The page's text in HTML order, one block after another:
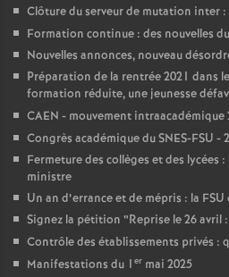
Clôture du serveur de mutation inter
Formation continue : des nouvelles
Nouvelles annonces, nouveau
Préparation de la rentrée 2021 dans
formation réduite, une jeunesse
CAEN - mouvement intraacadémique
Congrès académique du SNES-FSU -
Fermeture des collèges et des lycées
ministre
Un an d’errance et de mépris : la
Signez la pétition “Reprise le 26
Contrôle des établissements privés :
Manifestations du 1 er mai 2025